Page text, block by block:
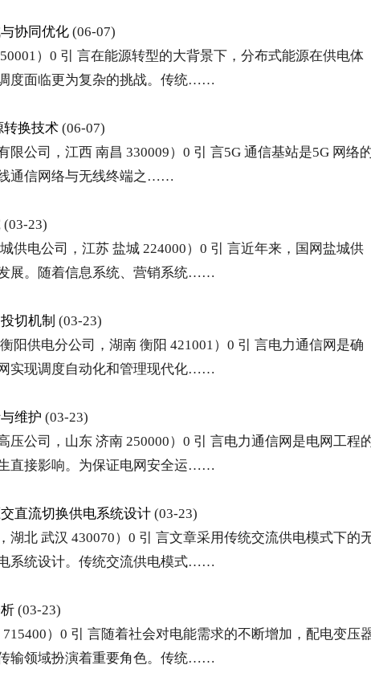
协同优化 (06-07)
）0 引 言在能源转型的大背景下，分布式能源在供电体
度面临更为复杂的挑战。传统……
转换技术 (06-07)
公司，江西 南昌 330009）0 引 言5G 通信基站是5G 网络
通信网络与无线终端之……
(03-23)
供电公司，江苏 盐城 224000）0 引 言近年来，国网盐城供
展。随着信息系统、营销系统……
切机制 (03-23)
阳供电分公司，湖南 衡阳 421001）0 引 言电力通信网是确
实现调度自动化和管理现代化……
维护 (03-23)
公司，山东 济南 250000）0 引 言电力通信网是电网工程
直接影响。为保证电网安全运……
直流切换供电系统设计 (03-23)
湖北 武汉 430070）0 引 言文章采用传统交流供电模式下的
系统设计。传统交流供电模式……
(03-23)
）0 引 言随着社会对电能需求的不断增加，配电变压
输领域扮演着重要角色。传统……